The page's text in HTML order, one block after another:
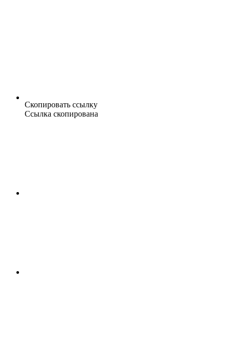
Скопировать ссылку
Ссылка скопирована